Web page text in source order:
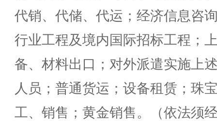
代销、代储、代运；经济信息咨
行业工程及境内国际招标工程；
备、材料出口；对外派遣实施上
人员；普通货运；设备租赁；珠
工、销售；黄金销售。（依法须